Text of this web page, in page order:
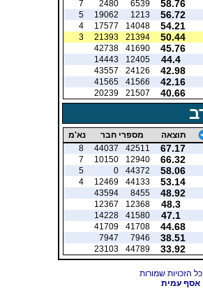
58.76
6539
2480
7
56.72
1213
19062
5
54.21
14048
17577
4
50.44
21394
21393
3
45.76
41690
42738
44.4
12405
14443
42.98
24126
43557
42.16
41566
41565
40.66
21507
20239
תוצאה מספרי חבר נא'מ
67.17
42511
44037
8
66.32
12940
10150
7
58.06
44372
0
5
53.14
44133
12469
4
48.92
8455
43594
48.3
12368
12367
47.1
41580
14228
44.68
41708
41709
38.51
7946
7947
33.92
44789
23103
אסף עמית